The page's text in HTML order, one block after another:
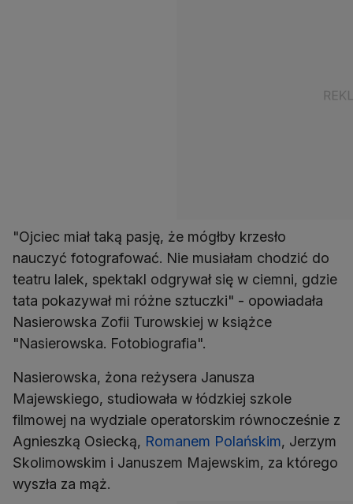
"Ojciec miał taką pasję, że mógłby krzesło
nauczyć fotografować. Nie musiałam chodzić do
teatru lalek, spektakl odgrywał się w ciemni, gdzie
tata pokazywał mi różne sztuczki" - opowiadała
Nasierowska Zofii Turowskiej w książce
"Nasierowska. Fotobiografia".
Nasierowska, żona reżysera Janusza
Majewskiego, studiowała w łódzkiej szkole
filmowej na wydziale operatorskim równocześnie z
Agnieszką Osiecką, Romanem Polańskim, Jerzym
Skolimowskim i Januszem Majewskim, za którego
wyszła za mąż.